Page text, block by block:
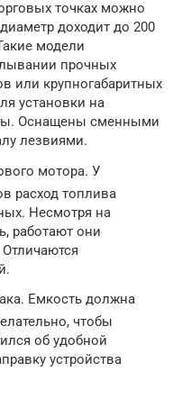
точках можно
доходит до 200
модели
прочных
или крупногабаритных
установки на
Оснащены сменными
лезвиями.
мотора. У
расход топлива
Несмотря на
работают они
Емкость должна
чтобы
об удобной
устройства